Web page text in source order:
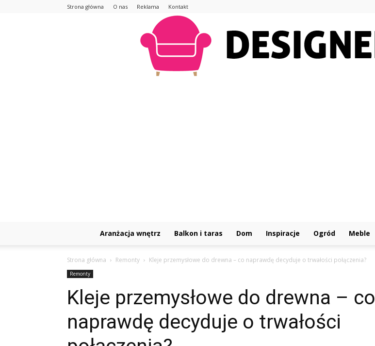
Strona główna O nas Reklama Kontakt
Aranżacja wnętrz Balkon i taras Dom Inspiracje Ogród Meble
Strona główna Remonty Kleje przemysłowe do drewna – co naprawdę decyduje o trwałości połączenia?
Remonty
Kleje przemysłowe do drewna – co
naprawdę decyduje o trwałości